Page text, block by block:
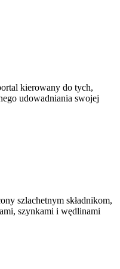
kierowany do tych,
udowadniania swojej
szlachetnym składnikom,
szynkami i wędlinami